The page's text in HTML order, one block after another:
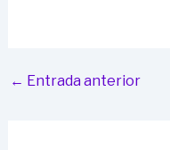
← Entrada anterior